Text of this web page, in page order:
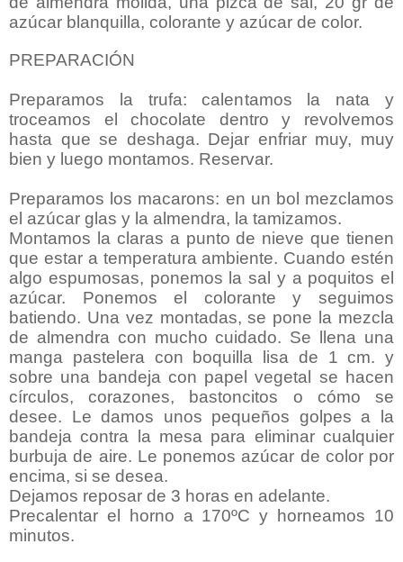
azúcar blanquilla, colorante y azúcar de color.
PREPARACIÓN
Preparamos la trufa: calentamos la nata y
troceamos el chocolate dentro y revolvemos
hasta que se deshaga. Dejar enfriar muy, muy
bien y luego montamos. Reservar.
Preparamos los macarons: en un bol mezclamos
el azúcar glas y la almendra, la tamizamos.
Montamos la claras a punto de nieve que tienen
que estar a temperatura ambiente. Cuando estén
algo espumosas, ponemos la sal y a poquitos el
azúcar. Ponemos el colorante y seguimos
batiendo. Una vez montadas, se pone la mezcla
de almendra con mucho cuidado. Se llena una
manga pastelera con boquilla lisa de 1 cm. y
sobre una bandeja con papel vegetal se hacen
círculos, corazones, bastoncitos o cómo se
desee. Le damos unos pequeños golpes a la
bandeja contra la mesa para eliminar cualquier
burbuja de aire. Le ponemos azúcar de color por
encima, si se desea.
Dejamos reposar de 3 horas en adelante.
Precalentar el horno a 170ºC y horneamos 10
minutos.